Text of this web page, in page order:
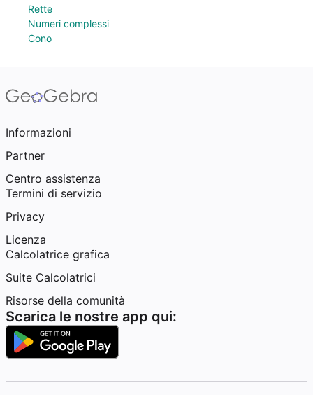
Rette
Numeri complessi
Cono
Informazioni
Partner
Centro assistenza
Termini di servizio
Privacy
Licenza
Calcolatrice grafica
Suite Calcolatrici
Risorse della comunità
Scarica le nostre app qui: